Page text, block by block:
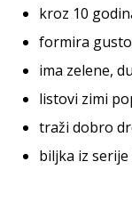
kroz 10
formira
ima zelene,
listovi zimi
traži dobro
biljka iz serije